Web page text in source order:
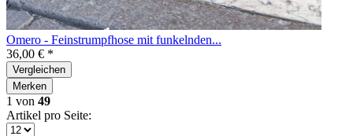
Omero - Feinstrumpfhose mit funkelnden...
36,00 € *
Vergleichen
Merken
1 von 49
Artikel pro Seite: